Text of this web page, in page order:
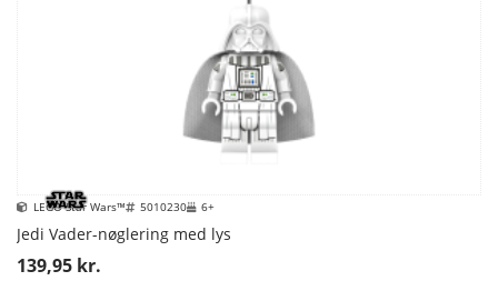
LEGO Star Wars™ 5010230 6+
Jedi Vader-nøglering med lys
139,95 kr.